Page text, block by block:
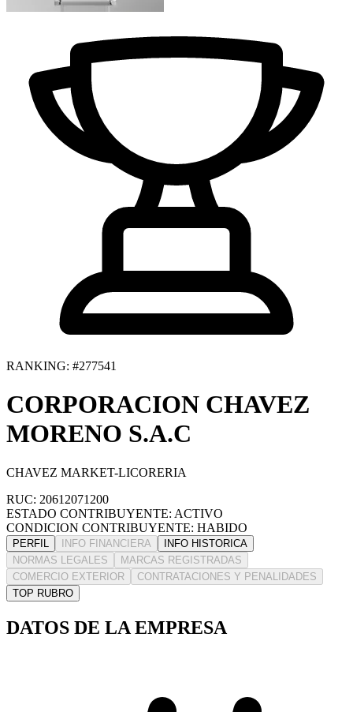
RANKING: #277541
CORPORACION CHAVEZ
MORENO S.A.C
CHAVEZ MARKET-LICORERIA
RUC: 20612071200
ESTADO CONTRIBUYENTE: ACTIVO
CONDICION CONTRIBUYENTE: HABIDO
PERFIL INFO FINANCIERA
INFO HISTORICA
NORMAS LEGALES
MARCAS REGISTRADAS
COMERCIO EXTERIOR
CONTRATACIONES Y PENALIDADES
TOP RUBRO
DATOS DE LA EMPRESA